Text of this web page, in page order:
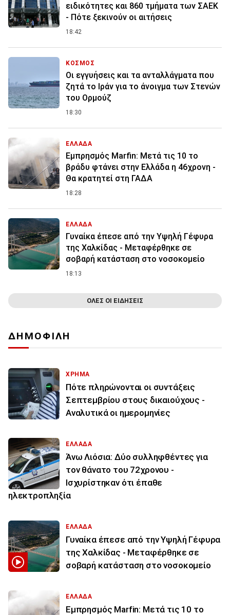
ειδικότητες και 860 τμήματα των ΣΑΕΚ
- Πότε ξεκινούν οι αιτήσεις
18:42
ΚΟΣΜΟΣ
Οι εγγυήσεις και τα ανταλλάγματα που
ζητά το Ιράν για το άνοιγμα των Στενών
του Ορμούζ
18:30
ΕΛΛΑΔΑ
Εμπρησμός Marfin: Μετά τις 10 το
βράδυ φτάνει στην Ελλάδα η 46χρονη -
Θα κρατητεί στη ΓΑΔΑ
18:28
ΕΛΛΑΔΑ
Γυναίκα έπεσε από την Υψηλή Γέφυρα
της Χαλκίδας - Μεταφέρθηκε σε
σοβαρή κατάσταση στο νοσοκομείο
18:13
ΟΛΕΣ ΟΙ ΕΙΔΗΣΕΙΣ
ΔΗΜΟΦΙΛΗ
ΧΡΗΜΑ
Πότε πληρώνονται οι συντάξεις
Σεπτεμβρίου στους δικαιούχους -
Αναλυτικά οι ημερομηνίες
ΕΛΛΑΔΑ
Άνω Λιόσια: Δύο συλληφθέντες για
τον θάνατο του 72χρονου -
Ισχυρίστηκαν ότι έπαθε
ηλεκτροπληξία
ΕΛΛΑΔΑ
Γυναίκα έπεσε από την Υψηλή Γέφυρα
της Χαλκίδας - Μεταφέρθηκε σε
σοβαρή κατάσταση στο νοσοκομείο
ΕΛΛΑΔΑ
Εμπρησμός Marfin: Μετά τις 10 το